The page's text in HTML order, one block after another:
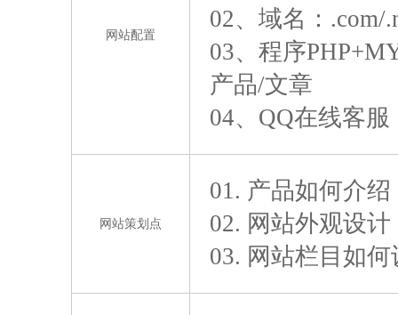
网站配置
02、域名：.com/
03、程序
产品/文章
04、QQ在线客
网站策划点
01. 产品如何介
02. 网站外观设
03. 网站栏目如